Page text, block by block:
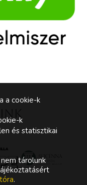
a cookie-k
k
és statisztikai
tárolunk
.